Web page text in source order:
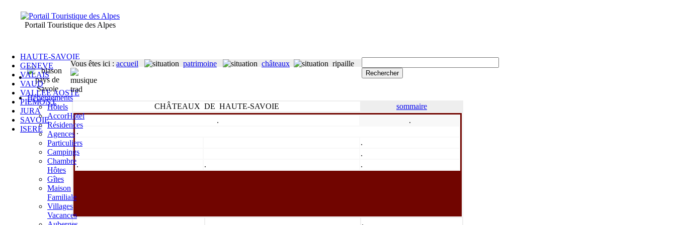
Hébergements
Hôtels
AccorHotel
Résidences
Agences
Particuliers
Campings
Chambre
Hôtes
Gîtes
Maison
Familiale
Villages
Vacances
HAUTE-SAVOIE
GENEVE
VALAIS
VAUD
VALLEE AOSTE
PIEMONT
JURA
SAVOIE
ISERE
Portail Touristique des Alpes
CHÂTEAUX DE HAUTE-SAVOIE
sommaire
.
.
.
.
.
.
. .
.
Vous êtes ici : accueil patrimoine châteaux ripaille